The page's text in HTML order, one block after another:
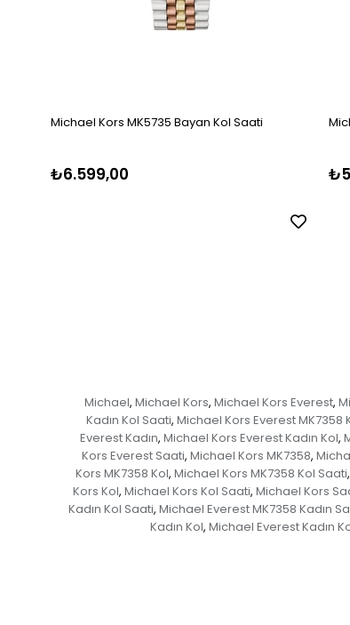
Michael Kors MK5735 Bayan Kol Saati
₺6.599,00
Michael, Michael Kors, Michael Kors Everest,
Kadın Kol Saati, Michael Kors Everest MK7358
Everest Kadın, Michael Kors Everest Kadın Kol,
Kors Everest Saati, Michael Kors MK7358,
Kors MK7358 Kol, Michael Kors MK7358 Kol Saati,
Kors Kol, Michael Kors Kol Saati, Michael Kors
Kadın Kol Saati, Michael Everest MK7358 Kadın
Kadın Kol, Michael Everest Kadın